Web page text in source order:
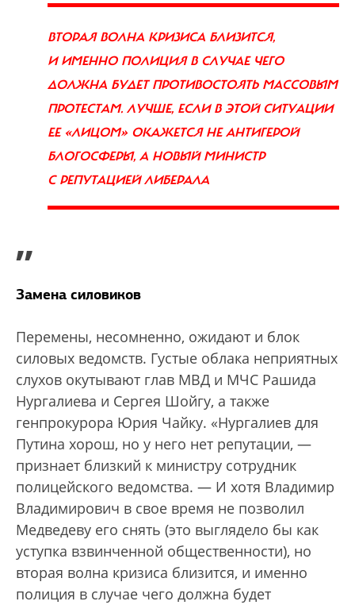
ВТОРАЯ ВОЛНА КРИЗИСА БЛИЗИТСЯ,
И ИМЕННО ПОЛИЦИЯ В СЛУЧАЕ ЧЕГО
ДОЛЖНА БУДЕТ ПРОТИВОСТОЯТЬ МАССОВЫМ
ПРОТЕСТАМ. ЛУЧШЕ, ЕСЛИ В ЭТОЙ СИТУАЦИИ
ЕЕ «ЛИЦОМ» ОКАЖЕТСЯ НЕ АНТИГЕРОЙ
БЛОГОСФЕРЫ, А НОВЫЙ МИНИСТР
С РЕПУТАЦИЕЙ ЛИБЕРАЛА
”
Замена силовиков
Перемены, несомненно, ожидают и блок
силовых ведомств. Густые облака неприятных
слухов окутывают глав МВД и МЧС Рашида
Нургалиева и Сергея Шойгу, а также
генпрокурора Юрия Чайку. «Нургалиев для
Путина хорош, но у него нет репутации, —
признает близкий к министру сотрудник
полицейского ведомства. — И хотя Владимир
Владимирович в свое время не позволил
Медведеву его снять (это выглядело бы как
уступка взвинченной общественности), но
вторая волна кризиса близится, и именно
полиция в случае чего должна будет